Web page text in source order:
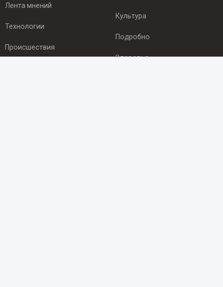
Лента мнений
Технологии
Происшествия
Культура
Подробно
Здоровье